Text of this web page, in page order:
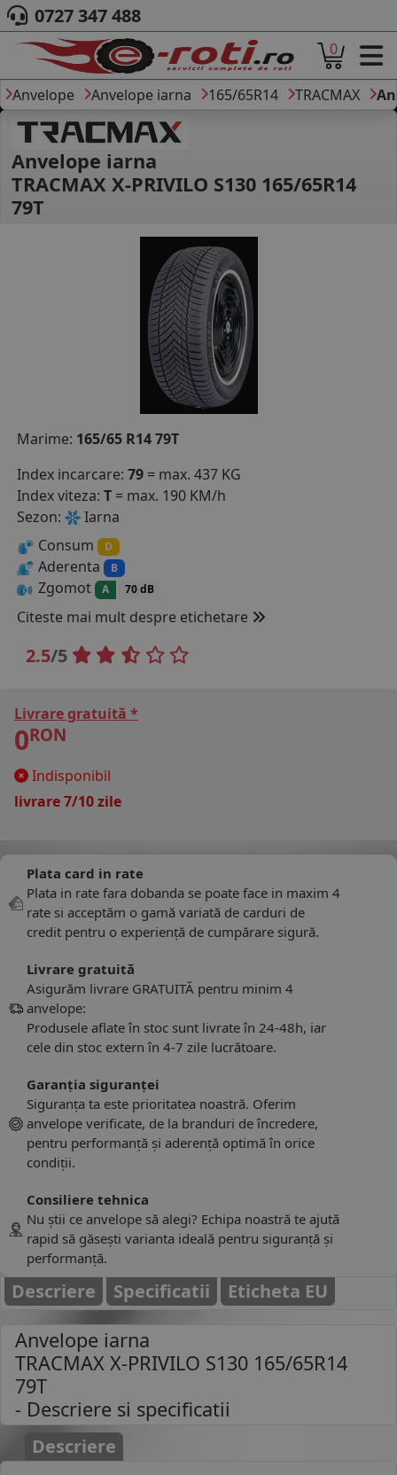
ACASA
DESPRE NOI
ANVELOPE
AUTO
CAMION
MOTO
DIMENSIUNI
PRODUCATORI ANVELOPE
MARCA AUTO
B2B - COLABORARE COMPANII
CONTACT
0727 347 488
0
Anvelope Anvelope iarna 165/65R14 TRACMAX
Anvelope iarna
TRACMAX X-PRIVILO S130 165/65R14
79T
Marime: 165/65 R14 79T
Index incarcare: 79 = max. 437 KG
Index viteza: T = max. 190 KM/h
Sezon:
Iarna
Consum
D
Aderenta B
Zgomot A 70 dB
Citeste mai mult despre etichetare
2.5/5
Livrare gratuită *
0RON
Indisponibil
livrare 7/10 zile
Plata card in rate
Plata in rate fara dobanda se poate face in maxim 4
rate si acceptăm o gamă variată de carduri de
credit pentru o experiență de cumpărare sigură.
Livrare gratuită
Asigurăm livrare GRATUITĂ pentru minim 4
anvelope:
Produsele aflate în stoc sunt livrate în 24-48h, iar
cele din stoc extern în 4-7 zile lucrătoare.
Garanția siguranței
Siguranța ta este prioritatea noastră. Oferim
anvelope verificate, de la branduri de încredere,
pentru performanță și aderență optimă în orice
condiții.
Consiliere tehnica
Nu știi ce anvelope să alegi? Echipa noastră te ajută
rapid să găsești varianta ideală pentru siguranță și
performanță.
Descriere Specificatii Eticheta EU
Anvelope iarna
TRACMAX X-PRIVILO S130 165/65R14
79T
- Descriere si specificatii
Descriere